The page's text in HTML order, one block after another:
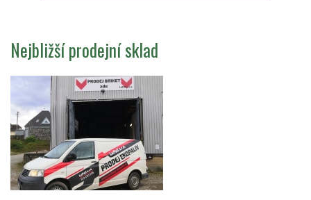
Nejbližší prodejní sklad